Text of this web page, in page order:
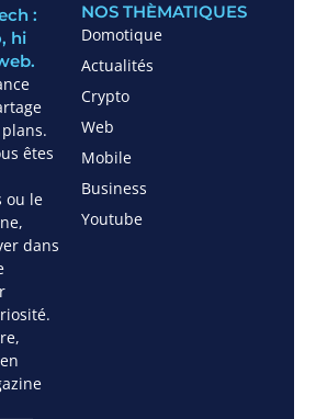
:
hi
êtes
ou le
dans
NOS THÈMATIQUES
Domotique
Actualités
Crypto
Web
Mobile
Business
Youtube